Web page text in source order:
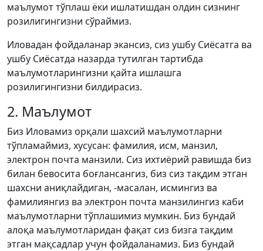
маълумот тўплаш ёки ишлатишдан олдин сизнинг
розилигингизни сўраймиз.
Иловадан фойдаланар экансиз, сиз ушбу Сиёсатга ва
ушбу Сиёсатда назарда тутилган тартибда
маълумотларингизни қайта ишлашга
розилигингизни билдирасиз.
2. Маълумот
Биз Иловамиз орқали шахсий маълумотларни
тўпламаймиз, хусусан: фамилия, исм, манзил,
электрон почта манзили. Сиз ихтиёрий равишда биз
билан бевосита боғлансангиз, биз сиз тақдим этган
шахсни аниқлайдиган, -масалан, исмингиз ва
фамилиянгиз ва электрон почта манзилингиз каби
маълумотларни тўплашимиз мумкин. Биз бундай
алоқа маълумотларидан фақат сиз бизга тақдим
этган мақсадлар учун фойдаланамиз. Биз бундай